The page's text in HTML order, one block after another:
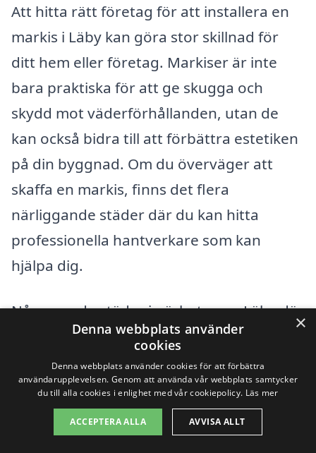
Att hitta rätt företag för att installera en
markis i Läby kan göra stor skillnad för
ditt hem eller företag. Markiser är inte
bara praktiska för att ge skugga och
skydd mot väderförhållanden, utan de
kan också bidra till att förbättra estetiken
på din byggnad. Om du överväger att
skaffa en markis, finns det flera
närliggande städer där du kan hitta
professionella hantverkare som kan
hjälpa dig.
Några av de städer i närheten av Läby där
du kan hitta företag som erbjuder
markistjänster inkluderar:
Uppsala
Bälinge
×
Denna webbplats använder
cookies
Denna webbplats använder cookies för att förbättra
användarupplevelsen. Genom att använda vår webbplats samtycker
du till alla cookies i enlighet med vår cookiepolicy. Läs mer
ACCEPTERA ALLA AVVISA ALLT